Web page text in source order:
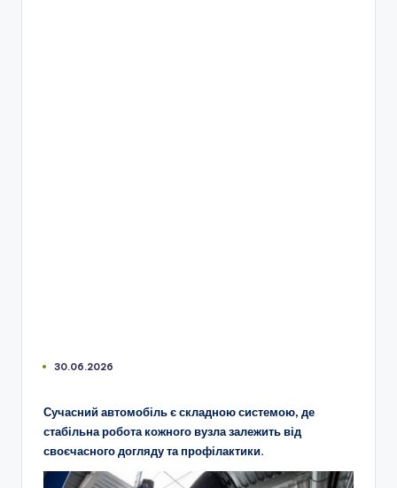
30.06.2026
Сучасний автомобіль є складною системою, де
стабільна робота кожного вузла залежить від
своєчасного догляду та профілактики.